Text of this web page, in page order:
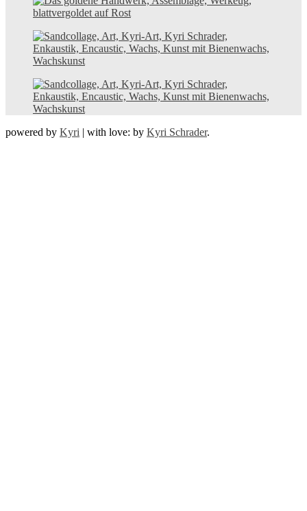
powered by Kyri | with love: by Kyri Schrader.